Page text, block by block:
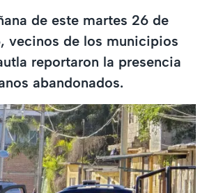
de este martes 26 de
vecinos de los municipios
reportaron la presencia
abandonados.